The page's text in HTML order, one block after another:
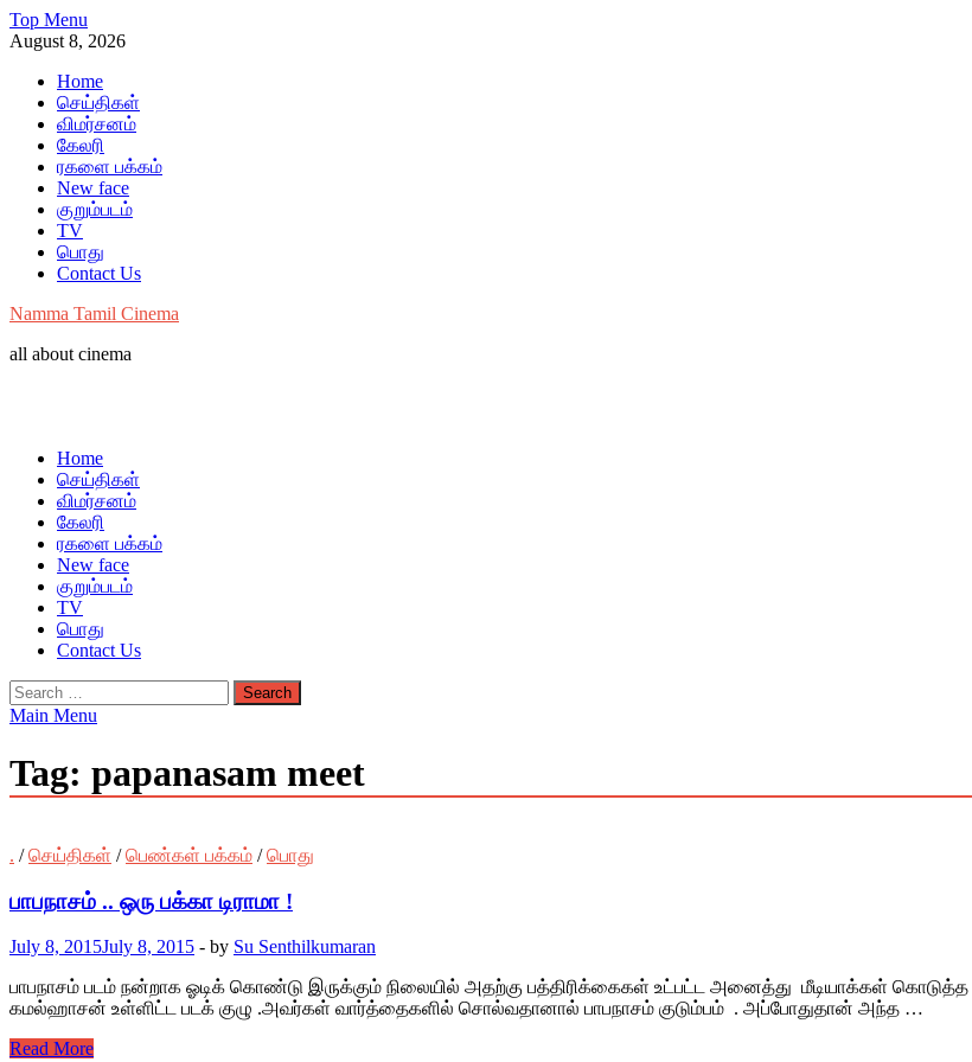
Skip
to
Top Menu
August 8, 2026
Home
செய்திகள்
விமர்சனம்
கேலரி
ரகளை பக்கம்
New face
குறும்படம்
TV
பொது
Contact Us
Namma Tamil Cinema
all about cinema
Home
செய்திகள்
விமர்சனம்
கேலரி
ரகளை பக்கம்
New face
குறும்படம்
TV
பொது
Contact Us
Search
for:
Main Menu
Tag: papanasam meet
. /செய்திகள் /பெண்கள் பக்கம் /பொது
பாபநாசம் .. ஒரு பக்கா டிராமா !
July 8, 2015July 8, 2015 - by Su Senthilkumaran
பாபநாசம் படம் நன்றாக ஓடிக் கொண்டு இருக்கும் நிலையில் அதற்கு பத்திரிக்கைகள் உட்பட்ட அனைத்து மீடியாக்கள்
கமல்ஹாசன் உள்ளிட்ட படக் குழு .அவர்கள் வார்த்தைகளில் சொல்வதானால் பாபநாசம் குடும்பம் . அப்போதுதான் அந்த …
Read More